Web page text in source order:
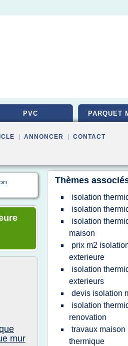
PVC PARQUET
ANNONCER CONTACT
mur
Thèmes
isolation
isolation
isolation
maison
prix m2
exterieure
isolation
exterieurs
devis isolation
isolation
renovation
travaux maison
thermique